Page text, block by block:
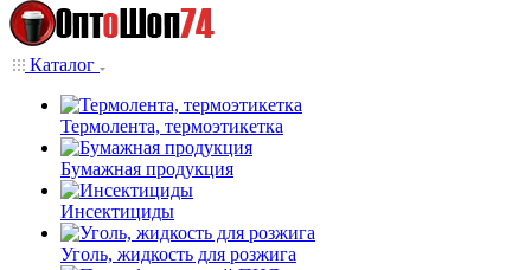
Каталог
Термолента, термоэтикетка
Бумажная продукция
Инсектициды
Уголь, жидкость для розжига